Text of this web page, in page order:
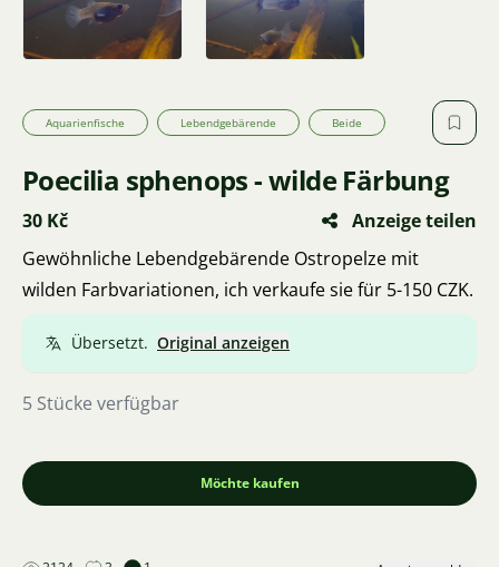
Aquarienfische Lebendgebärende Beide
Poecilia sphenops - wilde Färbung
30 Kč
Anzeige teilen
Gewöhnliche Lebendgebärende Ostropelze mit
wilden Farbvariationen, ich verkaufe sie für 5-150 CZK.
Übersetzt. Original anzeigen
5 Stücke verfügbar
Möchte kaufen